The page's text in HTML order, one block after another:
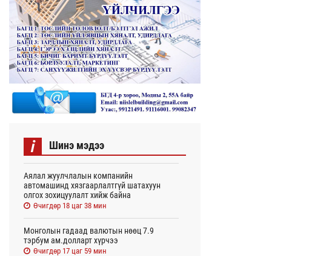
i Шинэ мэдээ
Аялал жуулчлалын компанийн
автомашинд хязгаарлалтгүй шатахуун
олгох зохицуулалт хийж байна
Өчигдөр 18 цаг 38 мин
Монголын гадаад валютын нөөц 7.9
тэрбум ам.долларт хүрчээ
Өчигдөр 17 цаг 59 мин